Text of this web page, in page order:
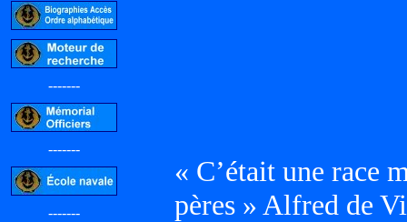
-------
-------
-------
« C’était une race
pères » Alfred de